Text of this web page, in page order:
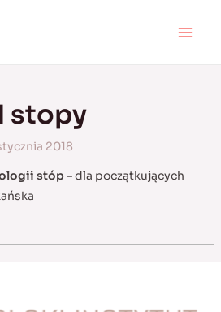
stopy
2018
stóp– dla początkujących